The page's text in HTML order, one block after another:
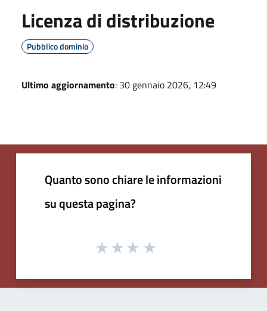
Licenza di distribuzione
Pubblico dominio
Ultimo aggiornamento: 30 gennaio 2026, 12:49
Quanto sono chiare le informazioni
su questa pagina?